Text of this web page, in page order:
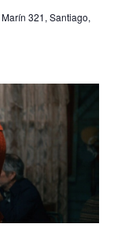
Marín 321, Santiago,